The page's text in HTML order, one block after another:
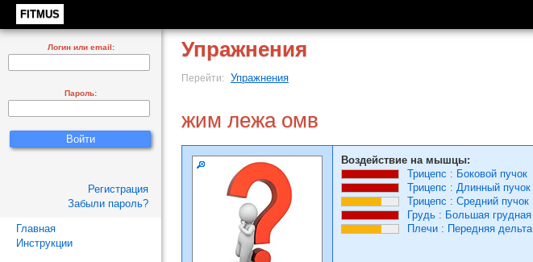
FITMUS
Упражнения
Перейти: Упражнения
жим лежа омв
Воздействие на мышцы:
Трицепс : Боковой пучок
Трицепс : Длинный пучок
Трицепс : Средний пучок
Грудь : Большая грудная
Плечи : Передняя дельта
Логин или email:
Пароль:
Регистрация
Забыли пароль?
Главная
Инструкции